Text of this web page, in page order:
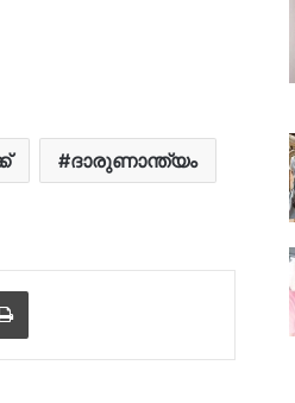
ദാരുണാന്ത്യം
Print